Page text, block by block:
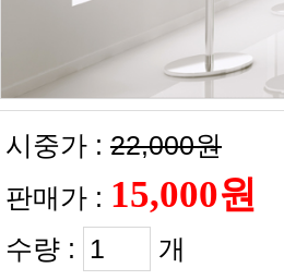
시중가 : 22,000원
판매가 :
수량 :
개